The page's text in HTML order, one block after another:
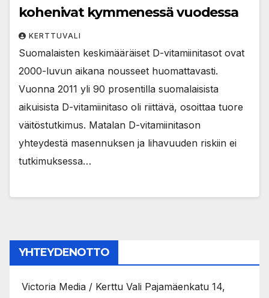
kohenivat kymmenessä vuodessa
KERTTUVALI
Suomalaisten keskimääräiset D-vitamiinitasot ovat
2000-luvun aikana nousseet huomattavasti.
Vuonna 2011 yli 90 prosentilla suomalaisista
aikuisista D-vitamiinitaso oli riittävä, osoittaa tuore
väitöstutkimus. Matalan D-vitamiinitason
yhteydestä masennuksen ja lihavuuden riskiin ei
tutkimuksessa…
YHTEYDENOTTO
Victoria Media / Kerttu Vali Pajamäenkatu 14,